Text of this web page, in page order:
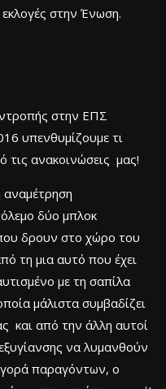
στην Ένωση.
στην ΕΠΣ
υπενθυμίζουμε τι
τις ανακοινώσεις μας!
αναμέτρηση
δύο μπλοκ
δρουν στο χώρο του
τη μια αυτό που έχει
με τη σαπίλα
μάλιστα συμβαδίζει
και από την άλλη αυτοί
να λυμανθούν
παραγόντων, ο